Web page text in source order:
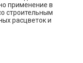
применение в
строительным
расцветок и